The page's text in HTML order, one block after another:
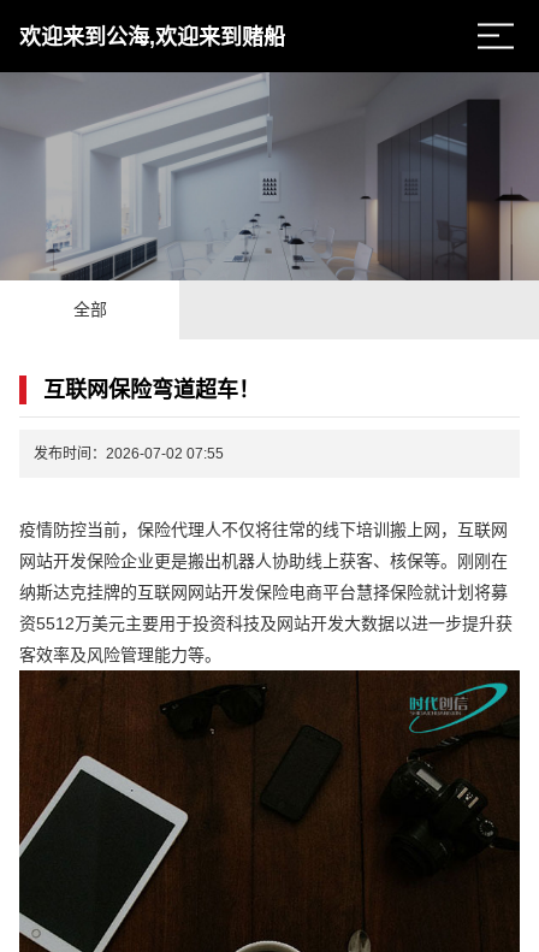
欢迎来到公海,欢迎来到赌船
全部
互联网保险弯道超车！
发布时间：2026-07-02 07:55
疫情防控当前，保险代理人不仅将往常的线下培训搬上网，互联网
网站开发保险企业更是搬出机器人协助线上获客、核保等。刚刚在
纳斯达克挂牌的互联网网站开发保险电商平台慧择保险就计划将募
资5512万美元主要用于投资科技及网站开发大数据以进一步提升获
客效率及风险管理能力等。